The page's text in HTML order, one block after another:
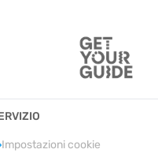
Impostazioni cookie